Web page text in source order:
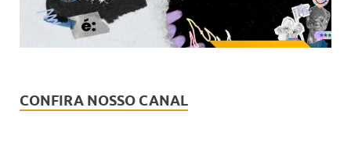
CONFIRA NOSSO CANAL